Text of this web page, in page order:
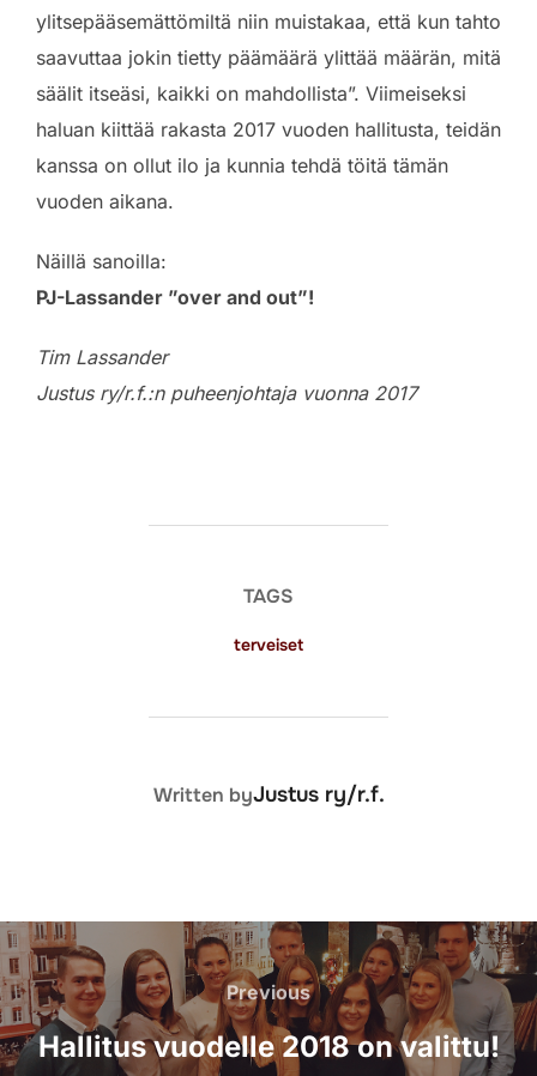
ylitsepääsemättömiltä niin muistakaa, että kun tahto
saavuttaa jokin tietty päämäärä ylittää määrän, mitä
säälit itseäsi, kaikki on mahdollista”. Viimeiseksi
haluan kiittää rakasta 2017 vuoden hallitusta, teidän
kanssa on ollut ilo ja kunnia tehdä töitä tämän
vuoden aikana.
Näillä sanoilla:
PJ-Lassander ”over and out”!
Tim Lassander
Justus ry/r.f.:n puheenjohtaja vuonna 2017
TAGS
terveiset
POST AUTHOR
Written byJustus ry/r.f.
Artikkelien
selaus
Previous
Previous
Hallitus vuodelle 2018 on valittu!